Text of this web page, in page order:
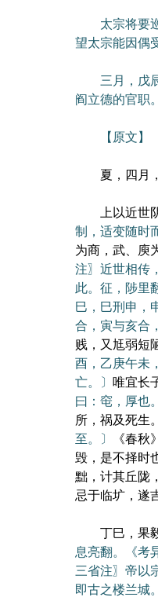
太宗将要巡
望太宗能因偶
三月，戊辰
阎立德的官职。
【原文】
夏，四月，
上以近世阴
制，适变随时
为商，武、庾
注〗近世相传
此。征，陟里
巳，巳刑申，
合，寅与亥合
贱，又尪弱短
酉，乙庚午未
亡。〕 唯宜长
曰：窀，厚也
所，祸及死生
至。〕
《春
毁，是不择时
黜，计其丘陇
忌于临圹，遂
丁巳，果毅
息亮翻。《考
三省注〗帝以
即古之楼兰城